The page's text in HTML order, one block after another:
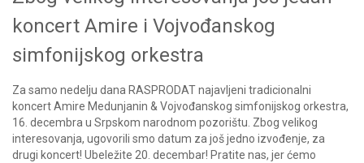
koncert Amire i Vojvođanskog
simfonijskog orkestra
Za samo nedelju dana RASPRODAT najavljeni tradicionalni
koncert Amire Medunjanin & Vojvođanskog simfonijskog orkestra,
16. decembra u Srpskom narodnom pozorištu. Zbog velikog
interesovanja, ugovorili smo datum za još jedno izvođenje, za
drugi koncert! Ubeležite 20. decembar! Pratite nas, jer ćemo